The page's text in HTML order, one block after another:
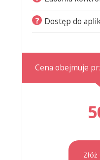
? Dostęp do
Cena obejmuje